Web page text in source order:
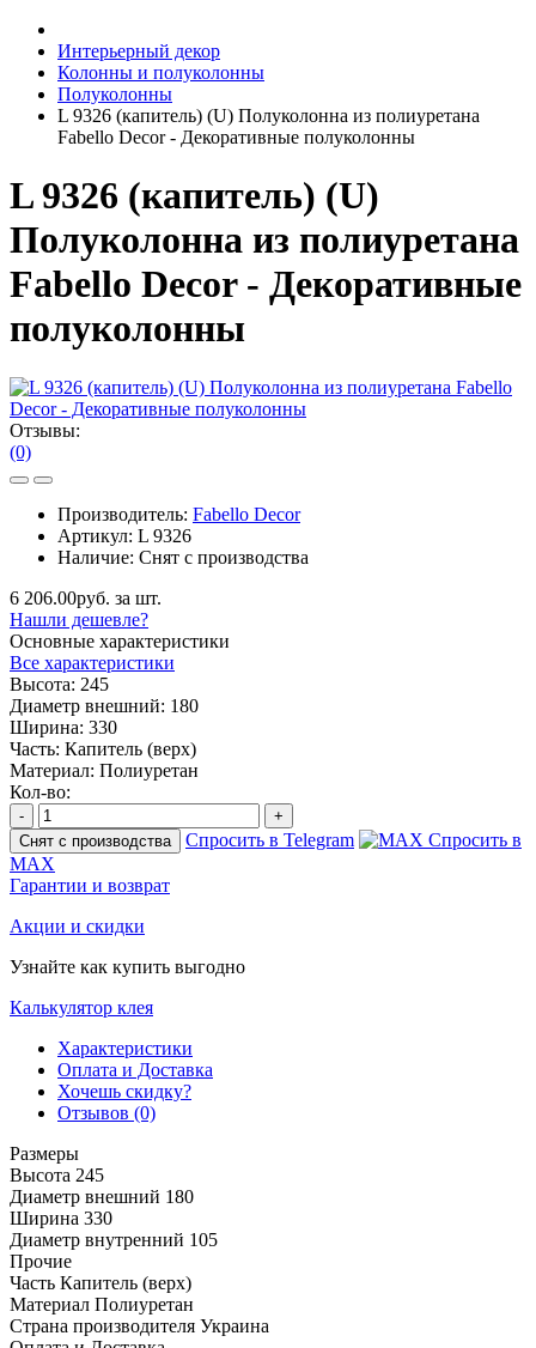
Интерьерный декор
Колонны и полуколонны
Полуколонны
L 9326 (капитель) (U) Полуколонна из полиуретана
Fabello Decor - Декоративные полуколонны
L 9326 (капитель) (U)
Полуколонна из полиуретана
Fabello Decor - Декоративные
полуколонны
Отзывы:
(0)
Производитель: Fabello Decor
Артикул: L 9326
Наличие: Снят с производства
6 206.00руб. за шт.
Нашли дешевле?
Основные характеристики
Все характеристики
Высота: 245
Диаметр внешний: 180
Ширина: 330
Часть: Капитель (верх)
Материал: Полиуретан
Кол-во:
-
+
Снят с производства
Спросить в Telegram
Спросить в
MAX
Гарантии и возврат
Акции и скидки
Узнайте как купить выгодно
Калькулятор клея
Характеристики
Оплата и Доставка
Хочешь скидку?
Отзывов (0)
Размеры
Высота 245
Диаметр внешний 180
Ширина 330
Диаметр внутренний 105
Прочие
Часть Капитель (верх)
Материал Полиуретан
Страна производителя Украина